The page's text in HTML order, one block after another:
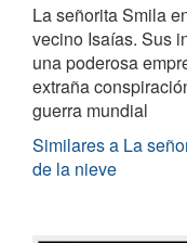
La señorita Smila
vecino Isaías. Sus
una poderosa
extraña
guerra mundial
Similares a La
de la nieve